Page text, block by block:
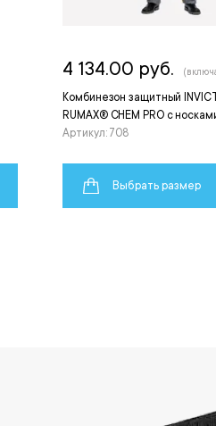
Комбинезон защитный
RUMAX® CHEM PRO с
Артикул: 708
4 134.00 руб.
Выбрать размер